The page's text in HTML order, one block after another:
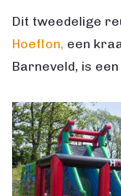
Dit tweedelige
Hoeflon, een
Barneveld, is